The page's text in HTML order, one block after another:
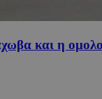
και η